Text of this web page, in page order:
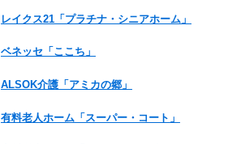
レイクス21「プラチナ・シニアホーム」
ベネッセ「ここち」
ALSOK介護「アミカの郷」
有料老人ホーム「スーパー・コート」